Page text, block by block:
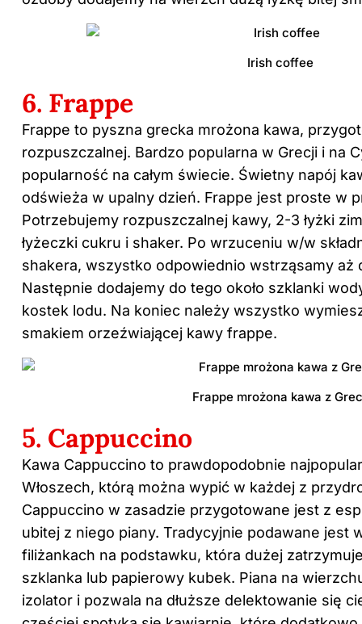
Irish coffee
6. Frappe
Frappe to pyszna grecka mrożona kawa,
rozpuszczalnej. Bardzo popularna w Grecji i na
popularność na całym świecie. Świetny napój
odświeża w upalny dzień. Frappe jest proste w
Potrzebujemy rozpuszczalnej kawy, 2-3 łyżki
łyżeczki cukru i shaker. Po wrzuceniu w/w
shakera, wszystko odpowiednio wstrząsamy aż
Następnie dodajemy do tego około szklanki
kostek lodu. Na koniec należy wszystko
smakiem orzeźwiającej kawy frappe.
Frappe mrożona kawa z
5. Cappuccino
Kawa Cappuccino to prawdopodobnie
Włoszech, którą można wypić w każdej z
Cappuccino w zasadzie przygotowane jest z
ubitej z niego piany. Tradycyjnie podawane jest
filiżankach na podstawku, która dużej zatrzymuje
szklanka lub papierowy kubek. Piana na
izolator i pozwala na dłuższe delektowanie się